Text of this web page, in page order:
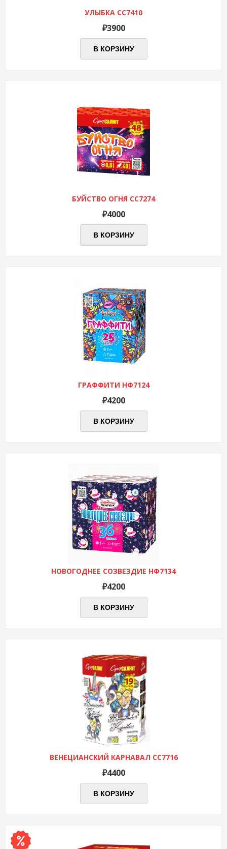
УЛЫБКА СС7410
₽3900
В КОРЗИНУ
БУЙСТВО ОГНЯ СС7274
₽4000
В КОРЗИНУ
ГРАФФИТИ НФ7124
₽4200
В КОРЗИНУ
НОВОГОДНЕЕ СОЗВЕЗДИЕ НФ7134
₽4200
В КОРЗИНУ
ВЕНЕЦИАНСКИЙ КАРНАВАЛ СС7716
₽4400
В КОРЗИНУ